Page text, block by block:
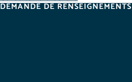
DEMANDE DE RENSEIGNEMENTS